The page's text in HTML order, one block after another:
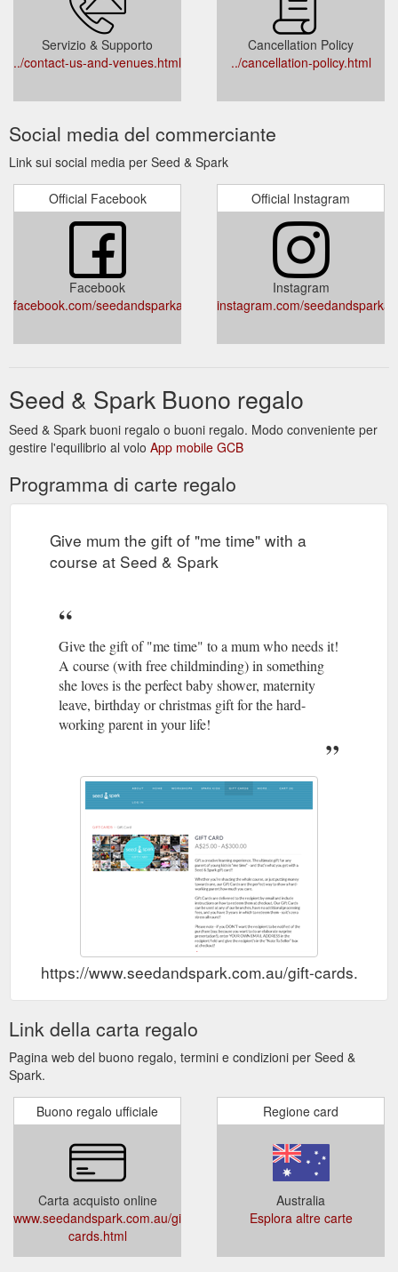
Servizio & Supporto
../contact-us-and-venues.html
Cancellation Policy
../cancellation-policy.html
Social media del commerciante
Link sui social media per Seed & Spark
Official Facebook
Facebook
facebook.com/seedandsparkau/
Official Instagram
Instagram
instagram.com/
Seed & Spark Buono regalo
Seed & Spark buoni regalo o buoni regalo. Modo conveniente per
gestire l'equilibrio al volo App mobile GCB
Programma di carte regalo
Give mum the gift of "me time" with a
course at Seed & Spark
Give the gift of "me time" to a mum who needs it!
A course (with free childminding) in something
she loves is the perfect baby shower, maternity
leave, birthday or christmas gift for the hard-
working parent in your life!
https://www.seedandspark.com.au/gift-cards.html
Link della carta regalo
Pagina web del buono regalo, termini e condizioni per Seed &
Spark.
Buono regalo ufficiale
Carta acquisto online
www.seedandspark.com.au/gift-
cards.html
Regione card
Australia
Esplora altre carte